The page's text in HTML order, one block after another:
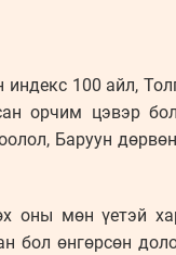
100 айл,
орчим цэвэр
Баруун
оны мөн үетэй
бол өнгөрсөн